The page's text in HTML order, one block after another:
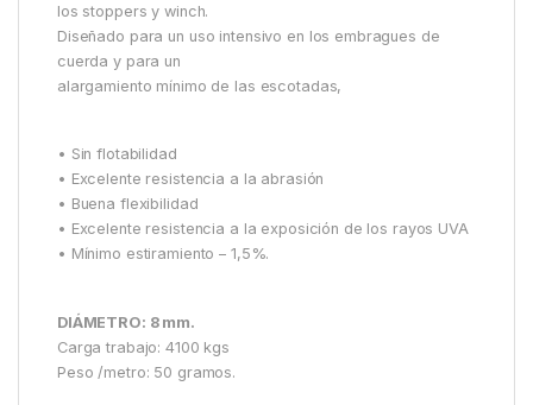
los stoppers y winch.
Diseñado para un uso intensivo en los embragues de
cuerda y para un
alargamiento mínimo de las escotadas,
• Sin flotabilidad
• Excelente resistencia a la abrasión
• Buena flexibilidad
• Excelente resistencia a la exposición de los rayos UVA
• Mínimo estiramiento – 1,5%.
DIÁMETRO: 8 mm.
Carga trabajo: 4100 kgs
Peso /metro: 50 gramos.